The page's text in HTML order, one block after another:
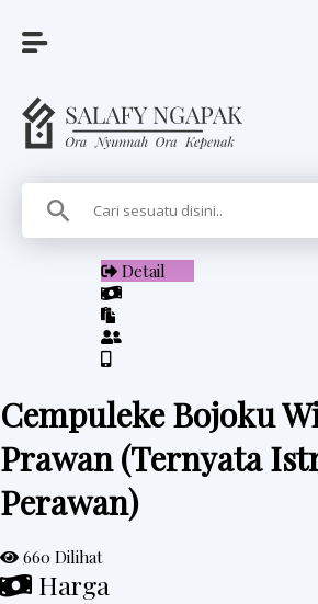
P
i
e
d
a
Detail
Cempuleke Bojoku
Prawan (Ternyata
Perawan)
660 Dilihat
Harga